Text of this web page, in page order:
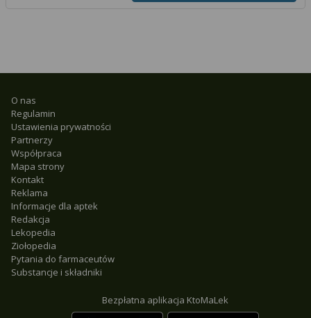
O nas
Regulamin
Ustawienia prywatności
Partnerzy
Współpraca
Mapa strony
Kontakt
Reklama
Informacje dla aptek
Redakcja
Lekopedia
Ziołopedia
Pytania do farmaceutów
Substancje i składniki
Bezpłatna aplikacja KtoMaLek